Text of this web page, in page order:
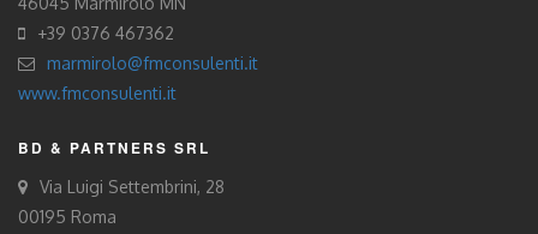
+39 0376 467362
marmirolo@fmconsulenti.it
www.fmconsulenti.it
BD & PARTNERS SRL
Via Luigi Settembrini, 28
00195 Roma